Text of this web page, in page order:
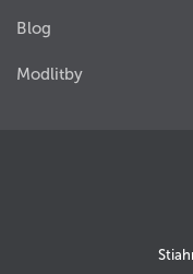
Blog
Modlitby